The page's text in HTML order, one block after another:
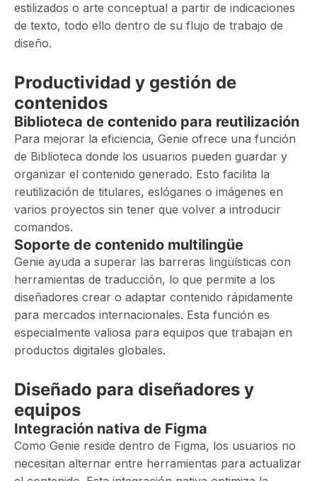
estilizados o arte conceptual a partir de indicaciones
de texto, todo ello dentro de su flujo de trabajo de
diseño.
Productividad y gestión de
contenidos
Biblioteca de contenido para reutilización
Para mejorar la eficiencia, Genie ofrece una función
de Biblioteca donde los usuarios pueden guardar y
organizar el contenido generado. Esto facilita la
reutilización de titulares, eslóganes o imágenes en
varios proyectos sin tener que volver a introducir
comandos.
Soporte de contenido multilingüe
Genie ayuda a superar las barreras lingüísticas con
herramientas de traducción, lo que permite a los
diseñadores crear o adaptar contenido rápidamente
para mercados internacionales. Esta función es
especialmente valiosa para equipos que trabajan en
productos digitales globales.
Diseñado para diseñadores y
equipos
Integración nativa de Figma
Como Genie reside dentro de Figma, los usuarios no
necesitan alternar entre herramientas para actualizar